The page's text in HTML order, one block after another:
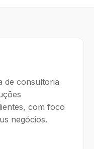
de consultoria
com foco
negócios.